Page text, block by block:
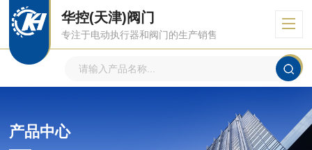
华控(天津)阀门
专注于电动执行器和阀门的生产销售
产品中心